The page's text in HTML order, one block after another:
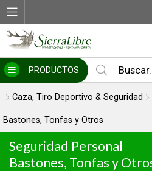
PRODUCTOS
Caza, Tiro Deportivo & Seguridad
Bastones, Tonfas y Otros
Seguridad Personal
Bastones, Tonfas y